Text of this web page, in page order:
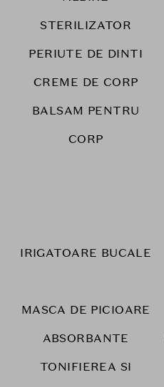
STERILIZATOR
PERIUTE DE DINTI
CREME DE CORP
BALSAM PENTRU
CORP
IRIGATOARE BUCALE
MASCA DE PICIOARE
ABSORBANTE
TONIFIEREA SI